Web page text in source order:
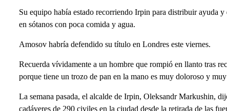
Su equipo había estado recorriendo Irpin para distribuir ayuda
en sótanos con poca comida y agua.
Amosov habría defendido su título en Londres este viernes.
Recuerda vívidamente a un hombre que rompió en llanto tras
porque tiene un trozo de pan en la mano es muy doloroso y
La semana pasada, el alcalde de Irpin, Oleksandr Markushin,
cadáveres de 290 civiles en la ciudad desde la retirada de las